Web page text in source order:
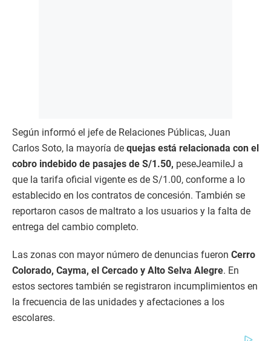
Según informó el jefe de Relaciones Públicas, Juan
Carlos Soto, la mayoría de quejas está relacionada con el
cobro indebido de pasajes de S/1.50, peseJeamileJ a
que la tarifa oficial vigente es de S/1.00, conforme a lo
establecido en los contratos de concesión. También se
reportaron casos de maltrato a los usuarios y la falta de
entrega del cambio completo.
Las zonas con mayor número de denuncias fueron Cerro
Colorado, Cayma, el Cercado y Alto Selva Alegre. En
estos sectores también se registraron incumplimientos en
la frecuencia de las unidades y afectaciones a los
escolares.